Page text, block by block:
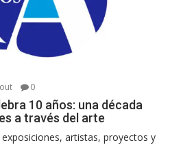
0
10 años: una década
a través del arte
artistas, proyectos y